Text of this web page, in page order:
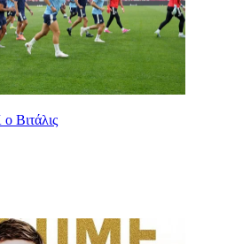
Βιτάλις